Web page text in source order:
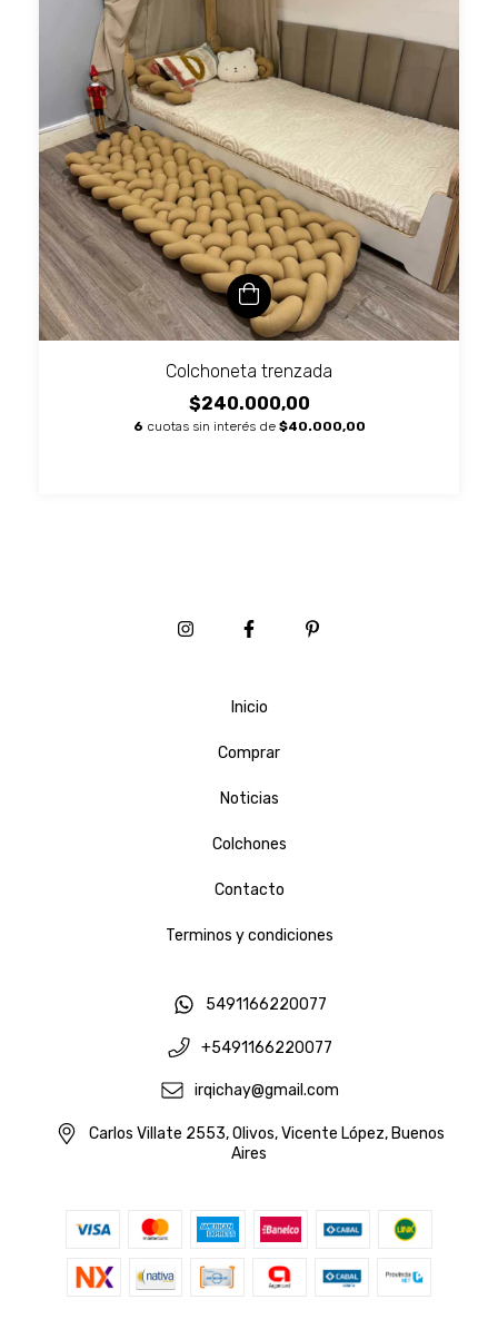
Colchoneta trenzada
$240.000,00
6 cuotas sin interés de $40.000,00
Inicio
Comprar
Noticias
Colchones
Contacto
Terminos y condiciones
5491166220077
+5491166220077
irqichay@gmail.com
Carlos Villate 2553, Olivos, Vicente López, Buenos
Aires